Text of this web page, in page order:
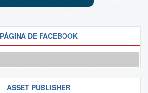
PÁGINA DE FACEBOOK
ASSET PUBLISHER